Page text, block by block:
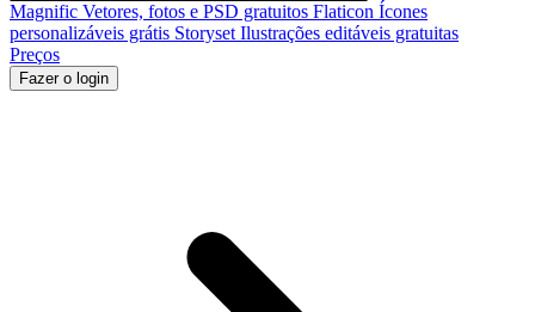
Magnific Vetores, fotos e PSD gratuitos Flaticon Ícones
personalizáveis grátis Storyset Ilustrações editáveis gratuitas
Preços
Fazer o login